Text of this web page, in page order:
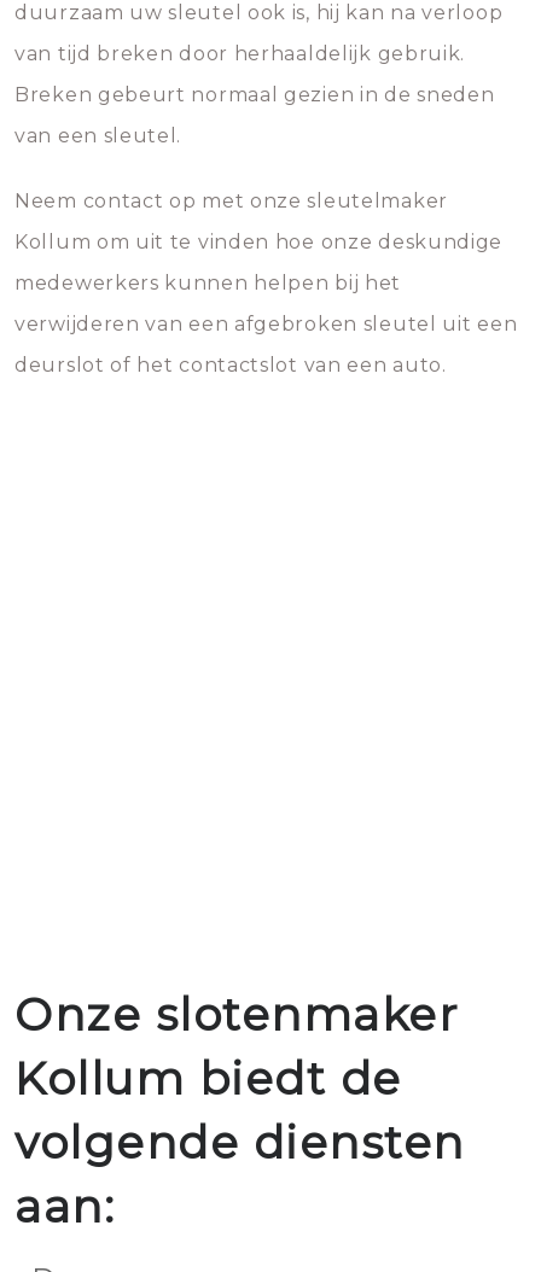
duurzaam uw sleutel ook is, hij kan na verloop
van tijd breken door herhaaldelijk gebruik.
Breken gebeurt normaal gezien in de sneden
van een sleutel.
Neem contact op met onze sleutelmaker
Kollum om uit te vinden hoe onze deskundige
medewerkers kunnen helpen bij het
verwijderen van een afgebroken sleutel uit een
deurslot of het contactslot van een auto.
Onze slotenmaker
Kollum biedt de
volgende diensten
aan: